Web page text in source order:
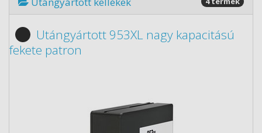
Utángyártott 953XL nagy kapacitású
fekete patron